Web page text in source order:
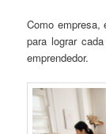
Como empresa,
para lograr
emprendedor.